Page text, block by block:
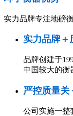
实力品牌专注地磅
实力品牌＋
品牌创建于
中国较大的衡
严控质量关
公司实施一整